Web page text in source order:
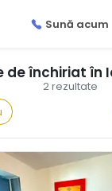
Sună acum
2 rezultate
închiriat în